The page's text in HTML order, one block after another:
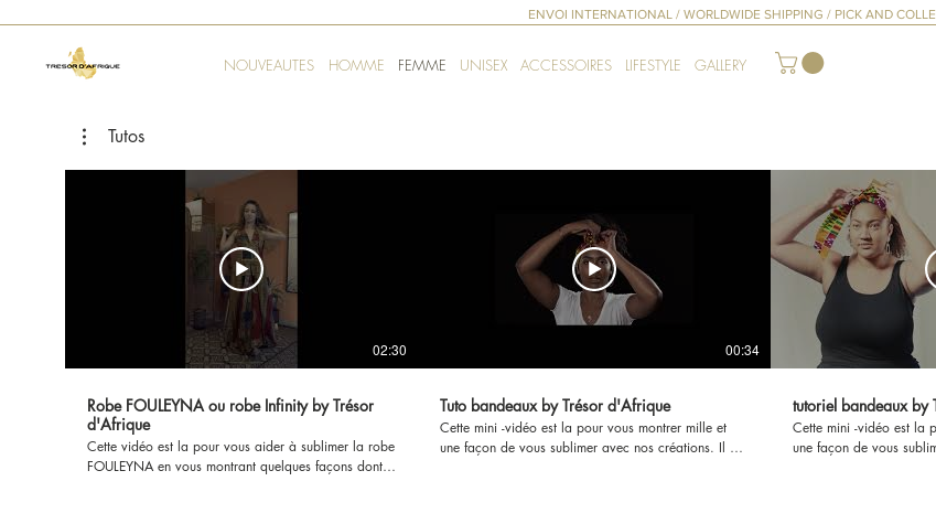
ENVOI INTERNATIONAL / WORLDWIDE SHIPPING / PICK AND
NOUVEAUTES HOMME FEMME UNISEX ACCESSOIRES LIFESTYLE GALLERY
Tutos
02:30
Robe FOULEYNA ou robe Infinity by Trésor
d'Afrique
Cette vidéo est la pour vous aider à sublimer la robe
FOULEYNA en vous montrant quelques façons dont
00:34
Tuto bandeaux by Trésor d'Afrique
Cette mini -vidéo est la pour vous montrer mille et
une façon de vous sublimer avec nos créations. Il y
tutoriel bandeaux by
Cette mini -vidéo est la pour vous montrer mille et
une façon de vous